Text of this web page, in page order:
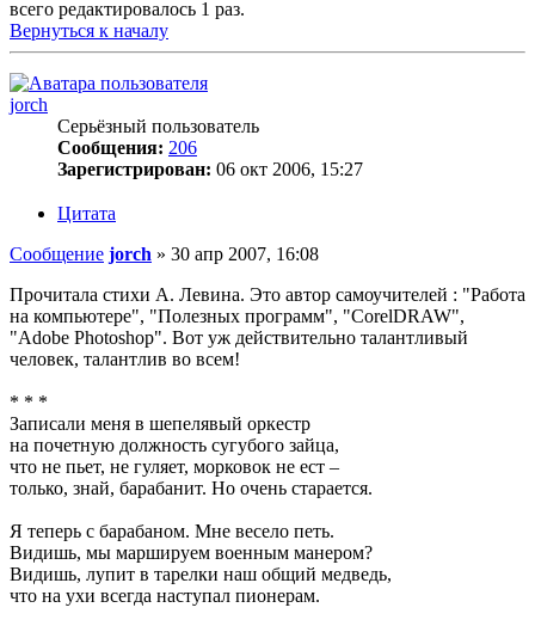
всего редактировалось 1 раз.
Вернуться к началу
jorch
Серьёзный пользователь
Сообщения: 206
Зарегистрирован: 06 окт 2006, 15:27
Цитата
Сообщение jorch » 30 апр 2007, 16:08
Прочитала стихи А. Левина. Это автор самоучителей : "Работа
на компьютере", "Полезных программ", "CorelDRAW",
"Adobe Photoshop". Вот уж действительно талантливый
человек, талантлив во всем!
* * *
Записали меня в шепелявый оркестр
на почетную должность сугубого зайца,
что не пьет, не гуляет, морковок не ест –
только, знай, барабанит. Но очень старается.
Я теперь с барабаном. Мне весело петь.
Видишь, мы маршируем военным манером?
Видишь, лупит в тарелки наш общий медведь,
что на ухи всегда наступал пионерам.